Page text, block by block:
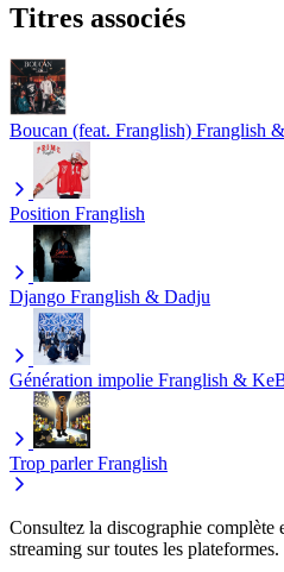
Titres associés
Boucan (feat. Franglish) Franglish
Position Franglish
Django Franglish & Dadju
Génération impolie Franglish &
Trop parler Franglish
Consultez la discographie complète
streaming sur toutes les plateformes.